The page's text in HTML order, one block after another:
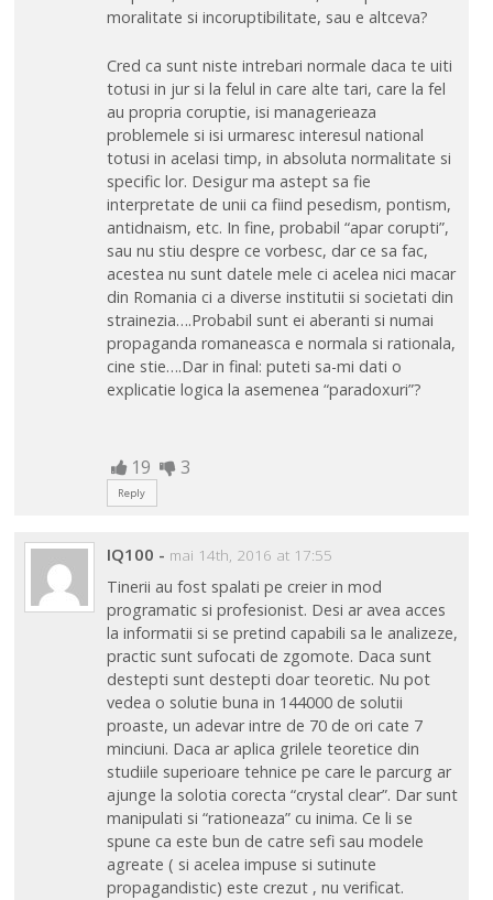
moralitate si incoruptibilitate, sau e altceva?
Cred ca sunt niste intrebari normale daca te uiti
totusi in jur si la felul in care alte tari, care la fel
au propria coruptie, isi managerieaza
problemele si isi urmaresc interesul national
totusi in acelasi timp, in absoluta normalitate si
specific lor. Desigur ma astept sa fie
interpretate de unii ca fiind pesedism, pontism,
antidnaism, etc. In fine, probabil “apar corupti”,
sau nu stiu despre ce vorbesc, dar ce sa fac,
acestea nu sunt datele mele ci acelea nici macar
din Romania ci a diverse institutii si societati din
strainezia….Probabil sunt ei aberanti si numai
propaganda romaneasca e normala si rationala,
cine stie….Dar in final: puteti sa-mi dati o
explicatie logica la asemenea “paradoxuri”?
19 3
Reply
IQ100 - mai 14th, 2016 at 17:55
Tinerii au fost spalati pe creier in mod
programatic si profesionist. Desi ar avea acces
la informatii si se pretind capabili sa le analizeze,
practic sunt sufocati de zgomote. Daca sunt
destepti sunt destepti doar teoretic. Nu pot
vedea o solutie buna in 144000 de solutii
proaste, un adevar intre de 70 de ori cate 7
minciuni. Daca ar aplica grilele teoretice din
studiile superioare tehnice pe care le parcurg ar
ajunge la solotia corecta “crystal clear”. Dar sunt
manipulati si “rationeaza” cu inima. Ce li se
spune ca este bun de catre sefi sau modele
agreate ( si acelea impuse si sutinute
propagandistic) este crezut , nu verificat.